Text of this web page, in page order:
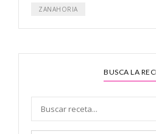
ZANAHORIA
BUSCA LA